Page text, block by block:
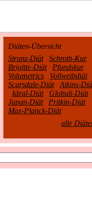
Diäten-Übersicht
Strunz-Diät
Schroth-Kur
Brigitte-Diät
Pfundskur
Volumetrics
Vollweibdiät
Scarsdale-Diät
Atkins-
Ideal-Diät
Globuli-Diät
Japan-Diät
Pritkin-Diät
Max-Planck-Diät
alle